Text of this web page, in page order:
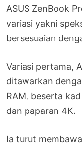
ASUS ZenBook
variasi yakni
bersesuaian
Variasi pertama,
ditawarkan
RAM, beserta
dan paparan 4K.
Ia turut